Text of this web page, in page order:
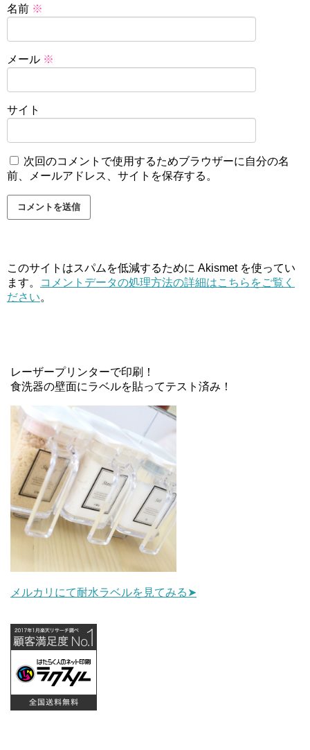
名前 ※
メール ※
サイト
次回のコメントで使用するためブラウザーに自分の名
前、メールアドレス、サイトを保存する。
このサイトはスパムを低減するために Akismet を使ってい
ます。
コメントデータの処理方法の詳細はこちらをご覧く
ださい。
レーザープリンターで印刷！
食洗器の壁面にラベルを貼ってテスト済み！
メルカリにて耐水ラベルを見てみる➤